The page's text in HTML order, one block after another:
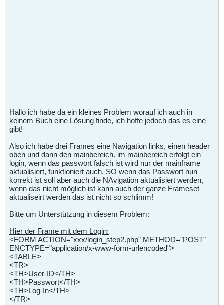
Hallo ich habe da ein kleines Problem worauf ich auch in
keinem Buch eine Lösung finde, ich hoffe jedoch das es eine
gibt!
Also ich habe drei Frames eine Navigation links, einen header
oben und dann den mainbereich. im mainbereich erfolgt ein
login, wenn das passwort falsch ist wird nur der mainframe
aktualisiert, funktioniert auch. SO wenn das Passwort nun
korrekt ist soll aber auch die NAvigation aktualisiert werden,
wenn das nicht möglich ist kann auch der ganze Frameset
aktualiseirt werden das ist nicht so schlimm!
Bitte um Unterstützung in diesem Problem:
Hier der Frame mit dem Login:
<FORM ACTION="xxx/login_step2.php" METHOD="POST"
ENCTYPE="application/x-www-form-urlencoded">
<TABLE>
<TR>
<TH>User-ID</TH>
<TH>Passwort</TH>
<TH>Log-In</TH>
</TR>